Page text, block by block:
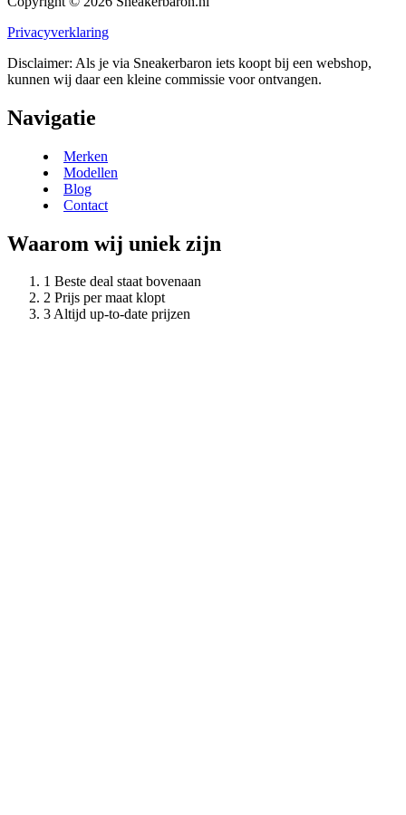
Privacyverklaring
Disclaimer: Als je via Sneakerbaron iets koopt bij een webshop,
kunnen wij daar een kleine commissie voor ontvangen.
Navigatie
Merken
Modellen
Blog
Contact
Waarom wij uniek zijn
Beste deal staat bovenaan
Prijs per maat klopt
Altijd up-to-date prijzen